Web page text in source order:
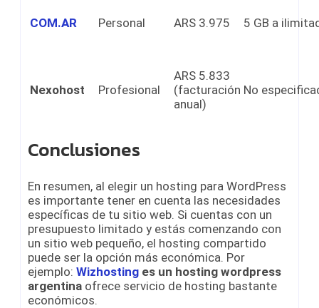
COM.AR Personal ARS 3.975 5 GB a
Nexohost Profesional
ARS 5.833
(facturación
anual)
No
Conclusiones
En resumen, al elegir un hosting para WordPress
es importante tener en cuenta las necesidades
específicas de tu sitio web. Si cuentas con un
presupuesto limitado y estás comenzando con
un sitio web pequeño, el hosting compartido
puede ser la opción más económica. Por
ejemplo: Wizhosting es un hosting wordpress
argentina ofrece servicio de hosting bastante
económicos.